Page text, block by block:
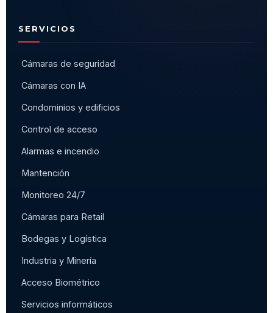
SERVICIOS
Cámaras de seguridad
Cámaras con IA
Condominios y edificios
Control de acceso
Alarmas e incendio
Mantención
Monitoreo 24/7
Cámaras para Retail
Bodegas y Logística
Industria y Minería
Acceso Biométrico
Servicios informáticos